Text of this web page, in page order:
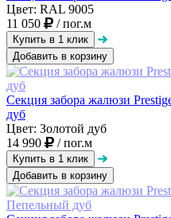
Цвет: RAL 9005
11 050
/ пог.м
Добавить в корзину
Секция забора жалюзи
дуб
Цвет: Золотой дуб
14 990
/ пог.м
Добавить в корзину